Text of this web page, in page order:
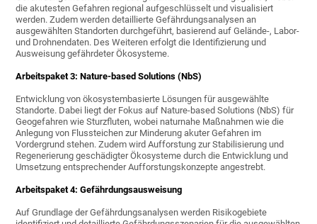
die akutesten Gefahren regional aufgeschlüsselt und visualisiert
werden. Zudem werden detaillierte Gefährdungsanalysen an
ausgewählten Standorten durchgeführt, basierend auf Gelände-, Labor-
und Drohnendaten. Des Weiteren erfolgt die Identifizierung und
Ausweisung gefährdeter Ökosysteme.
Arbeitspaket 3: Nature-based Solutions (NbS)
Entwicklung von ökosystembasierte Lösungen für ausgewählte
Standorte. Dabei liegt der Fokus auf Nature-based Solutions (NbS) für
Geogefahren wie Sturzfluten, wobei naturnahe Maßnahmen wie die
Anlegung von Flussteichen zur Minderung akuter Gefahren im
Vordergrund stehen. Zudem wird Aufforstung zur Stabilisierung und
Regenerierung geschädigter Ökosysteme durch die Entwicklung und
Umsetzung entsprechender Aufforstungskonzepte angestrebt.
Arbeitspaket 4: Gefährdungsausweisung
Auf Grundlage der Gefährdungsanalysen werden Risikogebiete